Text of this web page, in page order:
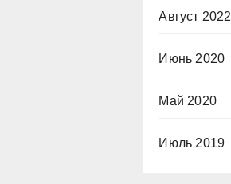
Август 2022
Июнь 2020
Май 2020
Июль 2019